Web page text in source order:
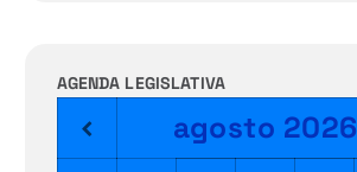
AGENDA LEGISLATIVA
agosto 2026